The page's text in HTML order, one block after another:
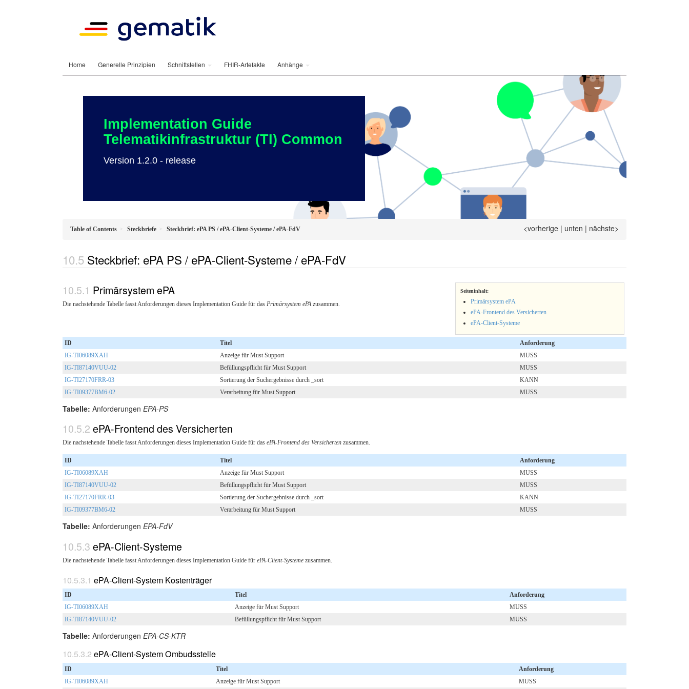
Home Generelle Prinzipien Schnittstellen FHIR-Artefakte Anhänge
Implementation Guide
Telematikinfrastruktur (TI) Common
Version 1.2.0 - release
Table of Contents Steckbriefe Steckbrief: ePA PS / ePA-Client-Systeme / ePA-FdV <vorherige | unten | nächste>
Steckbrief: ePA PS / ePA-Client-Systeme / ePA-FdV
Seiteninhalt:
Primärsystem ePA
ePA-Frontend des Versicherten
ePA-Client-Systeme
Primärsystem ePA
Die nachstehende Tabelle fasst Anforderungen dieses Implementation Guide für das Primärsystem ePAzusammen.
ID Titel
Anforderung
IG-TI06089XAH
Anzeige für Must Support
MUSS
IG-TI87140VUU-02
Befüllungspflicht für Must Support
MUSS
IG-TI27170FRR-03
Sortierung der Suchergebnisse durch _sort
KANN
IG-TI09377BM6-02
Verarbeitung für Must Support MUSS
Tabelle: Anforderungen EPA-PS
ePA-Frontend des Versicherten
Die nachstehende Tabelle fasst Anforderungen dieses Implementation Guide für das ePA-Frontend des Versicherten zusammen.
ID Titel
Anforderung
IG-TI06089XAH
Anzeige für Must Support
MUSS
IG-TI87140VUU-02
Befüllungspflicht für Must Support
MUSS
IG-TI27170FRR-03
Sortierung der Suchergebnisse durch _sort
KANN
IG-TI09377BM6-02
Verarbeitung für Must Support MUSS
Tabelle: Anforderungen EPA-FdV
ePA-Client-Systeme
Die nachstehende Tabelle fasst Anforderungen dieses Implementation Guide für ePA-Client-Systeme zusammen.
ePA-Client-System Kostenträger
ID Titel
Anforderung
IG-TI06089XAH
Anzeige für Must Support
MUSS
IG-TI87140VUU-02
Befüllungspflicht für Must Support MUSS
Tabelle: Anforderungen EPA-CS-KTR
ePA-Client-System Ombudsstelle
ID Titel
Anforderung
IG-TI06089XAH
Anzeige für Must Support MUSS